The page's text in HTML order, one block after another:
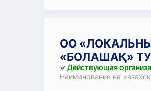
ОО
«БОЛАШАҚ»
✓ Действующая
Наименование на